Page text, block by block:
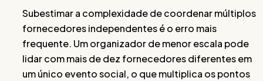
Subestimar a complexidade de coordenar múltiplos
fornecedores independentes é o erro mais
frequente. Um organizador de menor escala pode
lidar com mais de dez fornecedores diferentes em
um único evento social, o que multiplica os pontos